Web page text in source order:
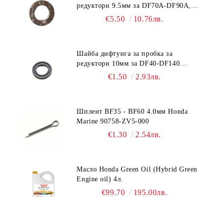
редуктори 9.5мм за DF70A-DF90A,
DF150-DF350 Suzuki 09168-10038
€5.50 10.76лв.
Шайба дифтунга за пробка за
редуктори 10мм за DF40-DF140
Suzuki 09168-10022
€1.50 2.93лв.
Шплент BF35 - BF60 4.0мм Honda
Marine 90758-ZV5-000
€1.30 2.54лв.
Масло Honda Green Oil (Hybrid Green
Engine oil) 4л.
€99.70 195.00лв.